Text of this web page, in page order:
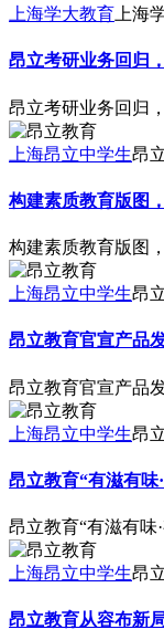
上海学大教育 上海
昂立考研业务回归
昂立考研业务回归
上海昂立中学生昂
构建素质教育版图
构建素质教育版图
上海昂立中学生昂
昂立教育官宣产品
昂立教育官宣产品
上海昂立中学生昂
昂立教育“有滋有味
昂立教育“有滋有味
上海昂立中学生昂
昂立教育从容布新